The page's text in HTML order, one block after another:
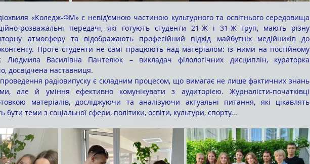
розважальні передачі, які готують студенти 21-Ж і 31-Ж груп, мають різну
атмосферу та відображають професійний підхід майбутніх медійників до
Проте студенти не самі працюють над матеріалом: із ними на постійному
Людмила Василівна Пантелюк – викладач філологічних дисциплін, кураторка
досвідчена наставниця.
але й уміння ефективно комунікувати з аудиторією. Журналісти-початківці
матеріалів, досліджуючи та аналізуючи актуальні питання, які цікавлять
бути теми з соціальної сфери, політики, освіти, культури, спорту...